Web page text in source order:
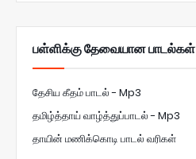
பள்ளிக்கு தேவையான பாடல்கள்
தேசிய கீதம் பாடல் - Mp3
தமிழ்த்தாய் வாழ்த்துப்பாடல் - Mp3
தாயின் மணிக்கொடி பாடல் வரிகள்